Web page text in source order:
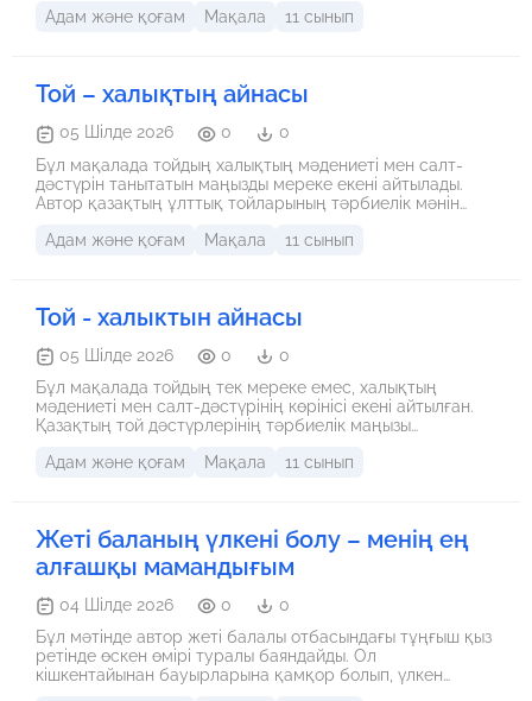
қасқыр тек жыртқыш аң емес, еркіндік пен қайсар
Адам және қоғам Мақала 11 сынып
Той – халықтың айнасы
05 Шілде 2026 0
0
Бұл мақалада тойдың халықтың мәдениеті мен салт-
дәстүрін танытатын маңызды мереке екені айтылады.
Автор қазақтың ұлттық тойларының тәрбиелік мәнін
ерекшеліктерін баяндайды. Негізгі ой – тойдың басты
Адам және қоғам Мақала 11 сынып
Той - халыктын айнасы
05 Шілде 2026 0
0
Бұл мақалада тойдың тек мереке емес, халықтың
мәдениеті мен салт-дәстүрінің көрінісі екені айтылған.
Қазақтың той дәстүрлерінің тәрбиелік маңызы
салыстырылады. Сонымен қатар қазіргі тойлардың
мәнін сақтаудың маңызын атап өтеді.
Адам және қоғам Мақала 11 сынып
Жеті баланың үлкені болу – менің ең
алғашқы мамандығым
04 Шілде 2026 0
0
Бұл мәтінде автор жеті балалы отбасындағы тұңғыш қыз
ретінде өскен өмірі туралы баяндайды. Ол
кішкентайынан бауырларына қамқор болып, үлкен